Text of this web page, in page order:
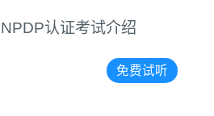
NPDP认证考试介绍
免费试听